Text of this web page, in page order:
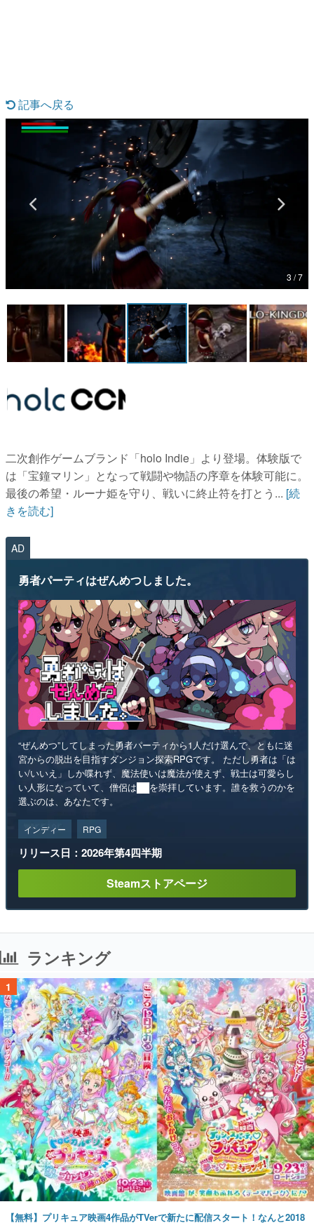
なんでゲームは面白い？
ゲーム開発者・hamatsu氏がゲームの魅力を画面や操作の
具体的な形から解き明かしていく、硬派で骨太な評論連載
です。
ゲームが変えた日本語
「経験値」「裏技」「ラスボス」… ゲームにまつわる言葉
の起源や用法の変遷を、コンピューター文化史研究家・タ
イニーP氏が徹底調査。
カテゴリ
マンガ
女性向け
アプリレビュー
その他
運営：株式会社マレ
記事へ戻る
3 / 7
二次創作ゲームブランド「holo Indie」より登場。体験版で
は「宝鐘マリン」となって戦闘や物語の序章を体験可能に。
最後の希望・ルーナ姫を守り、戦いに終止符を打とう... [続
きを読む]
AD
勇者パーティはぜんめつしました。
“ぜんめつ”してしまった勇者パーティから1人だけ選んで、ともに迷
宮からの脱出を目指すダンジョン探索RPGです。 ただし勇者は「は
い/いいえ」しか喋れず、魔法使いは魔法が使えず、戦士は可愛らし
い人形になっていて、僧侶は██を崇拝しています。誰を救うのかを
選ぶのは、あなたです。
インディー RPG
リリース日：2026年第4四半期
Steamストアページ
ランキング
1
【無料】プリキュア映画4作品がTVerで新たに配信スタート！なんと2018